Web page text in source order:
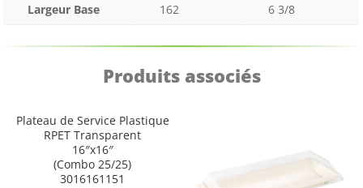
Largeur Base
162 6 3/8
Produits associés
Plateau de Service Plastique
RPET Transparent
16″x16″
(Combo 25/25)
3016161151